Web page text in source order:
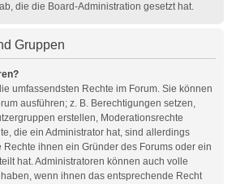
die die Board-Administration gesetzt hat.
Gruppen
umfassendsten Rechte im Forum. Sie können
ausführen; z. B. Berechtigungen setzen,
erstellen, Moderationsrechte
die ein Administrator hat, sind allerdings
ihnen ein Gründer des Forums oder ein
hat. Administratoren können auch volle
wenn ihnen das entsprechende Recht